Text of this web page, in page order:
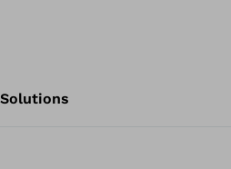
Solutions